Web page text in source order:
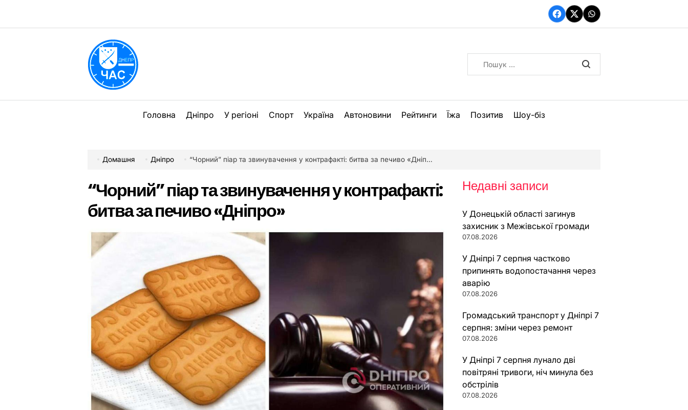
вмісту
Facebook
TwitterWhatsApp
Головна Дніпро У регіоні Спорт Україна Автоновини Рейтинги Їжа Позитив Шоу-біз
Домашня Дніпро “Чорний” піар та звинувачення у контрафакті: битва за печиво «Дніпро»
“Чорний” піар та звинувачення у контрафакті:
битва за печиво «Дніпро»
Недавні записи
У Донецькій області загинув
захисник з Межівської громади
07.08.2026
У Дніпрі 7 серпня частково
припинять водопостачання через
аварію
07.08.2026
Громадський транспорт у Дніпрі 7
серпня: зміни через ремонт
07.08.2026
У Дніпрі 7 серпня лунало дві
повітряні тривоги, ніч минула без
обстрілів
07.08.2026